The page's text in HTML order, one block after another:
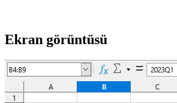
Ekran görüntüsü